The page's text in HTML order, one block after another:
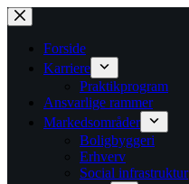
Fortsæt
til
indholdForside
Karriere
Praktikprogram
Ansvarlige rammer
Markedsområder
Boligbyggeri
Erhverv
Social infrastruktur